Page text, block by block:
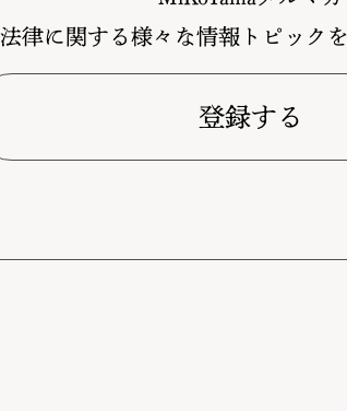
法律に関する様々な情報トピック
登録する